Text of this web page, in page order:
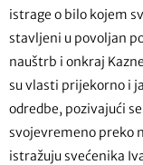
istrage o bilo kojem
stavljeni u povoljan
nauštrb i onkraj
su vlasti prijekorno i
odredbe, pozivajući
svojevremeno preko
istražuju svećenika